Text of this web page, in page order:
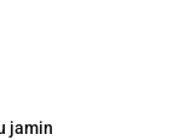
jamin